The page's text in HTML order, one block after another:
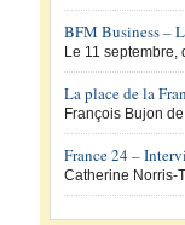
BFM Business –
Le 11 septembre,
La place de la
François Bujon
France 24 –
Catherine Norris-